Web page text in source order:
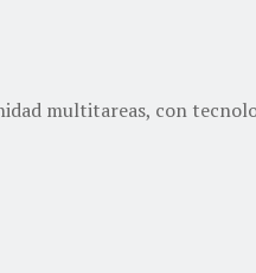
multitareas, con